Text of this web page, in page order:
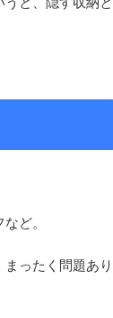
ど。
ったく問題あり